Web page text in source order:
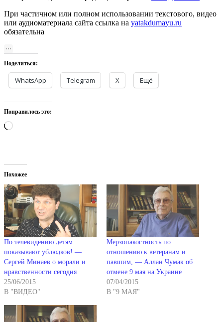
При частичном или полном использовании текстового, видео
или аудиоматериала сайта ссылка на yatakdumayu.ru
обязательна
Поделиться:
WhatsApp Telegram X Ещё
Понравилось это:
Загрузка…
Похожее
По телевидению детям
показывают ублюдков! —
Сергей Минаев о морали и
нравственности сегодня
25/06/2015
В "ВИДЕО"
Мерзопакостность по
отношению к ветеранам и
павшим, — Аллан Чумак об
отмене 9 мая на Украине
07/04/2015
В "9 МАЯ"